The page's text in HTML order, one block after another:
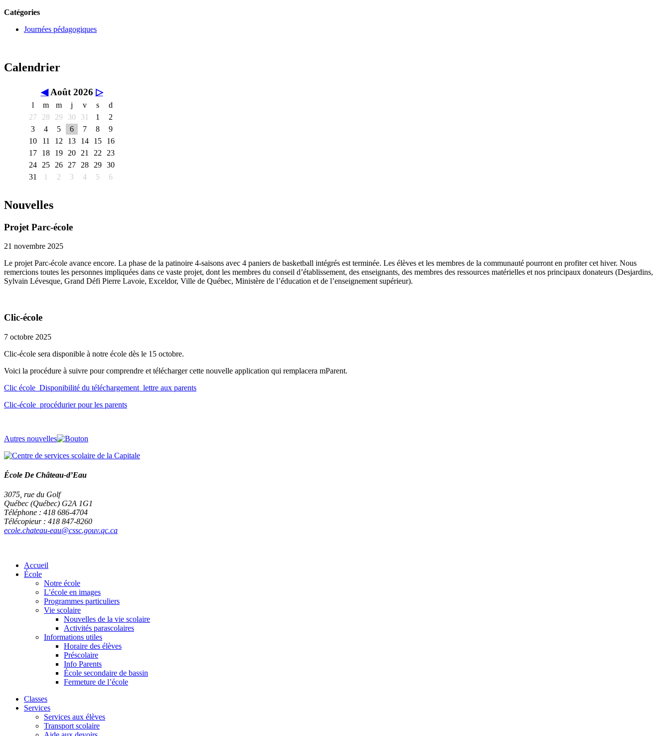
Catégories
Journées pédagogiques
Calendrier
◀ Août 2026 ▷
l m m j v s
d
27
28 29 30 31 1
2
3
4 5 6 7 8
9
10
11 12 13 14 15
16
17
18 19 20 21 22
23
24
25 26 27 28 29 30
31
1 2 3 4 5 6
Nouvelles
Projet Parc-école
21 novembre 2025
Le projet Parc-école avance encore. La phase de la patinoire 4-saisons avec 4 paniers de basketball intégrés est terminée. Les élèves et les membres de la communauté pourront en profiter cet hiver. Nous
remercions toutes les personnes impliquées dans ce vaste projet, dont les membres du conseil d’établissement, des enseignants, des membres des ressources matérielles et nos principaux donateurs (Desjardins,
Sylvain Lévesque, Grand Défi Pierre Lavoie, Exceldor, Ville de Québec, Ministère de l’éducation et de l’enseignement supérieur).
Clic-école
7 octobre 2025
Clic-école sera disponible à notre école dès le 15 octobre.
Voici la procédure à suivre pour comprendre et télécharger cette nouvelle application qui remplacera mParent.
Clic école_Disponibilité du téléchargement_lettre aux parents
Clic-école_procédurier pour les parents
Autres nouvelles
École De Château-d’Eau
3075, rue du Golf
Québec (Québec) G2A 1G1
Téléphone : 418 686-4704
Télécopieur : 418 847-8260
ecole.chateau-eau@cssc.gouv.qc.ca
Accueil
École
Notre école
L’école en images
Programmes particuliers
Vie scolaire
Nouvelles de la vie scolaire
Activités parascolaires
Informations utiles
Horaire des élèves
Préscolaire
Info Parents
École secondaire de bassin
Fermeture de l’école
Classes
Services
Services aux élèves
Transport scolaire